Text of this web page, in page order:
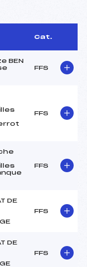
Cat.
BEN
FFS
FFS
FFS
DE
FFS
DE
FFS